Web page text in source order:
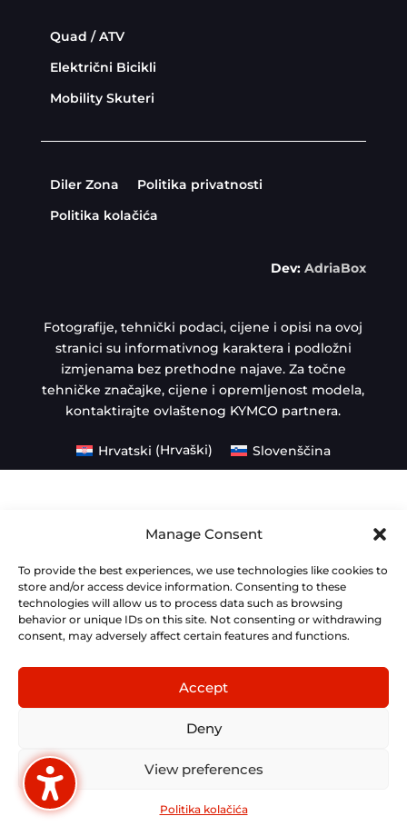
Manage Consent
To provide the best experiences, we use technologies like cookies to
store and/or access device information. Consenting to these
technologies will allow us to process data such as browsing
behavior or unique IDs on this site. Not consenting or withdrawing
consent, may adversely affect certain features and functions.
Accept
Deny
View preferences
Politika kolačića
Quad / ATV
Električni Bicikli
Mobility Skuteri
Diler Zona
Politika privatnosti
Politika kolačića
Dev:AdriaBox
Fotografije, tehnički podaci, cijene i opisi na ovoj
stranici su informativnog karaktera i podložni
izmjenama bez prethodne najave. Za točne
tehničke značajke, cijene i opremljenost modela,
kontaktirajte ovlaštenog KYMCO partnera.
Hrvatski (Hrvaški) Slovenščina